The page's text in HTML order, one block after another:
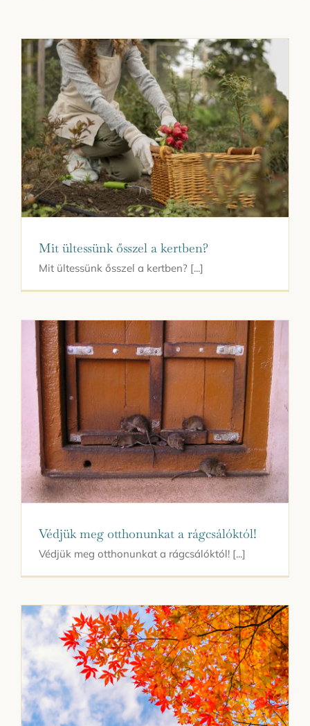
Mit ültessünk ősszel a kertben?
Mit ültessünk ősszel a kertben? [...]
Védjük meg otthonunkat a rágcsálóktól!
Védjük meg otthonunkat a rágcsálóktól! [...]